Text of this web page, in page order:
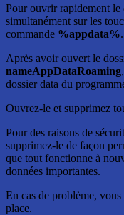
Pour ouvrir rapidement
simultanément sur les
commande %appdata%.
Après avoir ouvert le
nameAppDataRoaming
dossier data du
Ouvrez-le et supprimez
Pour des raisons de
supprimez-le de façon
que tout fonctionne à
données importantes.
En cas de problème,
place.